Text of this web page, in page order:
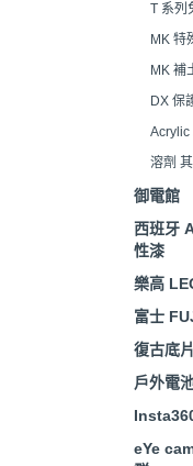
T 系列
MK 特
MK 補
DX 保
Acrylic
溶劑
御電館
西班牙
性漆
樂高
富士
復古底
戶外電
eYe